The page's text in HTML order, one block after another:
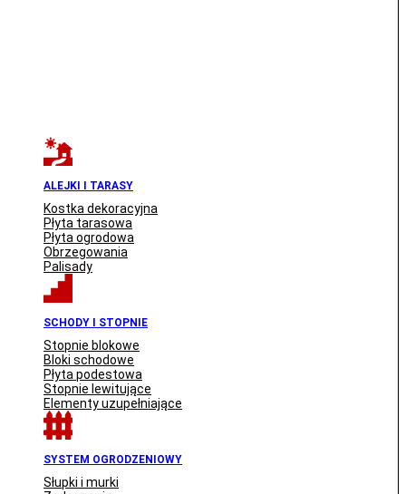
ALEJKI I TARASY
Kostka dekoracyjna
Płyta tarasowa
Płyta ogrodowa
Obrzegowania
Palisady
SCHODY I STOPNIE
Stopnie blokowe
Bloki schodowe
Płyta podestowa
Stopnie lewitujące
Elementy uzupełniające
SYSTEM OGRODZENIOWY
Słupki i murki